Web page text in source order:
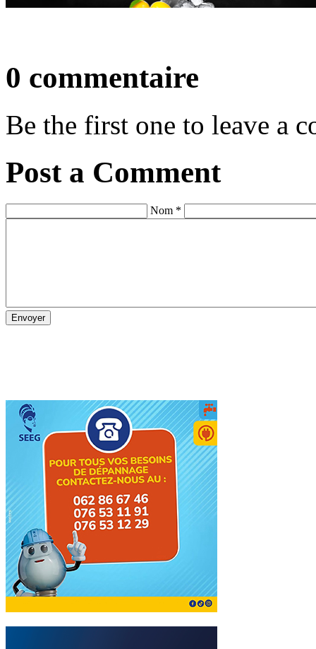
0 commentaire
Be the first one to leave a
Post a Comment
Nom *